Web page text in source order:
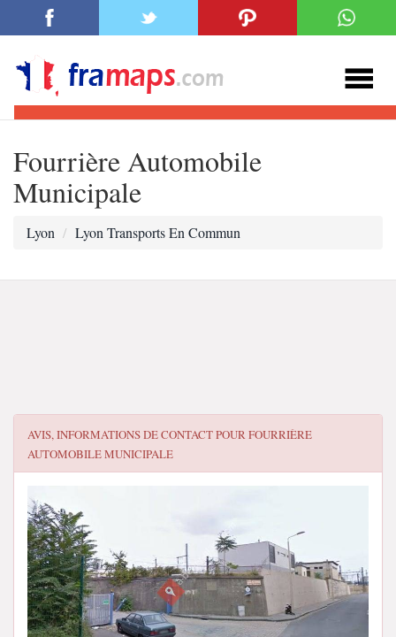
Fourrière Automobile
Municipale
Lyon Lyon Transports En Commun
AVIS, INFORMATIONS DE CONTACT POURFOURRIÈRE
AUTOMOBILE MUNICIPALE